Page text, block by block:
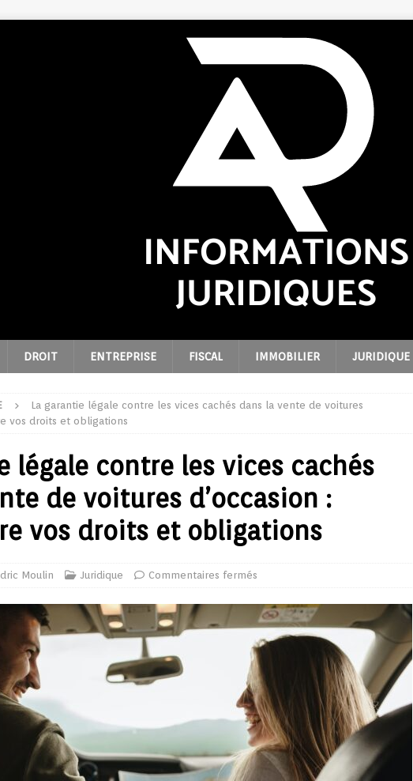
DROIT ENTREPRISE FISCAL IMMOBILIER JURIDIQUE
La garantie légale contre les vices cachés dans la vente de voitures
vos droits et obligations
légale contre les vices cachés
de voitures d’occasion :
vos droits et obligations
Moulin Juridique Commentaires fermés